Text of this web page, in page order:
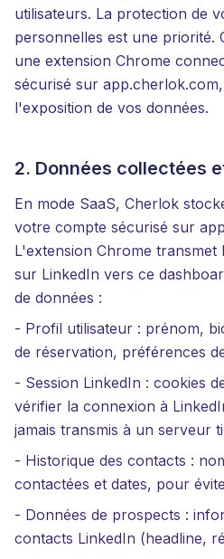
utilisateurs. La protection de
personnelles est une priorité.
une extension Chrome
sécurisé sur
l'exposition de vos données.
2. Données collectées
En mode SaaS, Cherlok
votre compte sécurisé sur
L'extension Chrome transmet
sur LinkedIn vers ce
de données :
- Profil utilisateur : prénom,
de réservation, préférences
- Session LinkedIn : cookies
vérifier la connexion à
jamais transmis à un serveur
- Historique des contacts :
contactées et dates, pour
- Données de prospects :
contacts LinkedIn (headline,